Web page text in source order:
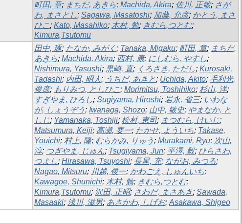
町田, 章; まちだ, あきら; Machida, Akira; 佐川, 正敏; さが
わ, まさとし; Sagawa, Masatoshi; 加藤, 允彦; かとう, まさ
ひこ; Kato, Masahiko; 木村, 勉; きむら,つとむ;
Kimura,Tsutomu
田中, 琢; たなか, みがく ; Tanaka, Migaku; 町田, 章; まちだ,
あきら; Machida, Akira; 西村, 康; にしむら, やすし;
Nishimura, Yasushi; 黒崎, 直; くろさき, ただし; Kurosaki,
Tadashi; 内田, 昭人 ; うちだ, あきと; Uchida, Akito; 毛利光,
俊彦; もりみつ, としひこ; Morimitsu, Toshihiko; 杉山, 洋;
すぎやま, ひろし; Sugiyama, Hiroshi; 岩永, 省三; いわな
が, しょうぞう ; Iwanaga, Shozo; 山中, 敏史; やまなか, と
しじ; Yamanaka, Toshiji; 松村, 恵司; まつむら, けいじ;
Matsumura, Keiji; 高瀬, 要一; たかせ, よういち; Takase,
Youichi; 村上, 隆; むらかみ, りゅう ; Murakami, Ryu; 次山,
淳; つぎやま, じゅん; Tsugiyama, Jun; 平澤, 毅; ひらさわ,
つよし; Hirasawa, Tsuyoshi; 長尾, 充; ながお, みつる;
Nagao, Mitsuru; 川越, 俊一; かわごえ, しゅんいち;
Kawagoe, Shunichi; 木村, 勉; きむら,つとむ;
Kimura,Tsutomu; 沢田, 正昭; さわだ, まさあき; Sawada,
Masaaki; 浅川, 滋男; あさかわ, しげお; Asakawa, Shigeo